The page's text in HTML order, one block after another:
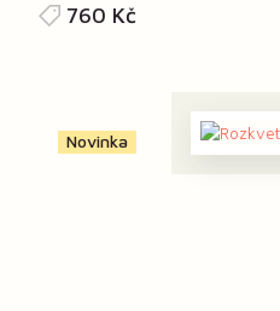
760 Kč
Novinka